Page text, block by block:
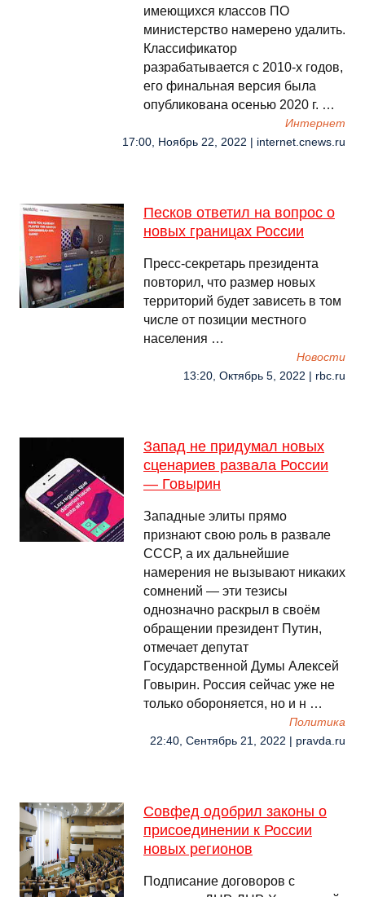
имеющихся классов ПО
министерство намерено удалить.
Классификатор
разрабатывается с 2010-х годов,
его финальная версия была
опубликована осенью 2020 г. …
Интернет
17:00, Ноябрь 22, 2022 | internet.cnews.ru
Песков ответил на вопрос о
новых границах России
Пресс-секретарь президента
повторил, что размер новых
территорий будет зависеть в том
числе от позиции местного
населения …
Новости
13:20, Октябрь 5, 2022 | rbc.ru
Запад не придумал новых
сценариев развала России
— Говырин
Западные элиты прямо
признают свою роль в развале
СССР, а их дальнейшие
намерения не вызывают никаких
сомнений — эти тезисы
однозначно раскрыл в своём
обращении президент Путин,
отмечает депутат
Государственной Думы Алексей
Говырин. Россия сейчас уже не
только обороняется, но и н …
Политика
22:40, Сентябрь 21, 2022 | pravda.ru
Совфед одобрил законы о
присоединении к России
новых регионов
Подписание договоров с